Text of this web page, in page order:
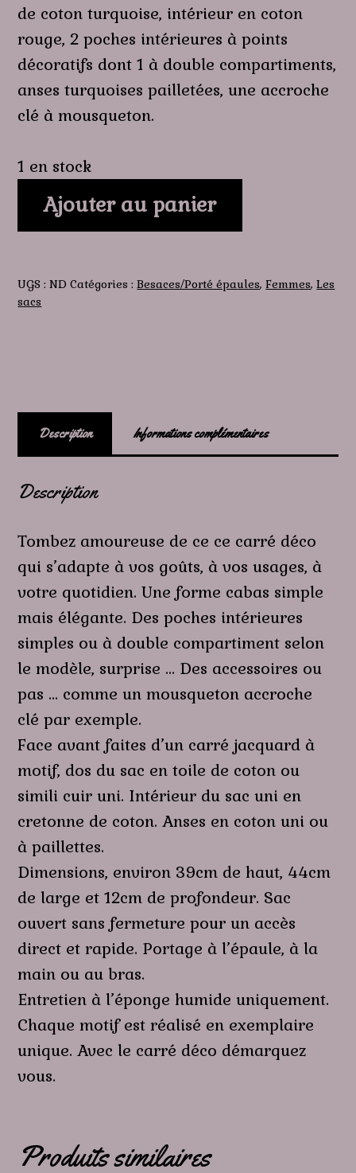
de coton turquoise, intérieur en coton
rouge, 2 poches intérieures à points
décoratifs dont 1 à double compartiments,
anses turquoises pailletées, une accroche
clé à mousqueton.
1 en stock
Le
déco
Ajouter au panier
UGS :ND Catégories :Besaces/Porté épaules, Femmes,Les
sacs
Description Informations complémentaires
Description
Tombez amoureuse de ce ce carré déco
qui s’adapte à vos goûts, à vos usages, à
votre quotidien. Une forme cabas simple
mais élégante. Des poches intérieures
simples ou à double compartiment selon
le modèle, surprise … Des accessoires ou
pas … comme un mousqueton accroche
clé par exemple.
Face avant faites d’un carré jacquard à
motif, dos du sac en toile de coton ou
simili cuir uni. Intérieur du sac uni en
cretonne de coton. Anses en coton uni ou
à paillettes.
Dimensions, environ 39cm de haut, 44cm
de large et 12cm de profondeur. Sac
ouvert sans fermeture pour un accès
direct et rapide. Portage à l’épaule, à la
main ou au bras.
Entretien à l’éponge humide uniquement.
Chaque motif est réalisé en exemplaire
unique. Avec le carré déco démarquez
vous.
Produits similaires